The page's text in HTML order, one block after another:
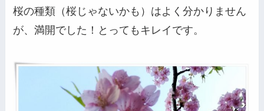
桜の種類（桜じゃないかも）はよく分かりません
が、満開でした！とってもキレイです。